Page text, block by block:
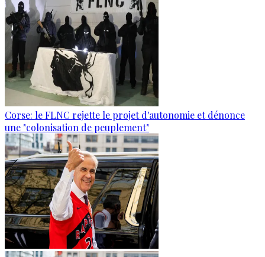
Corse: le FLNC rejette le projet d'autonomie et dénonce
une "colonisation de peuplement"